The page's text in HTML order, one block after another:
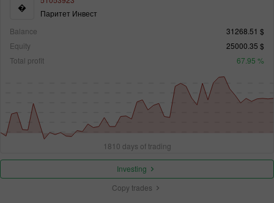
�
Паритет Инвест
Balance
31268.51 $
Equity
25000.35 $
Total profit
67.95 %
1810 days of trading
Investing
Copy trades